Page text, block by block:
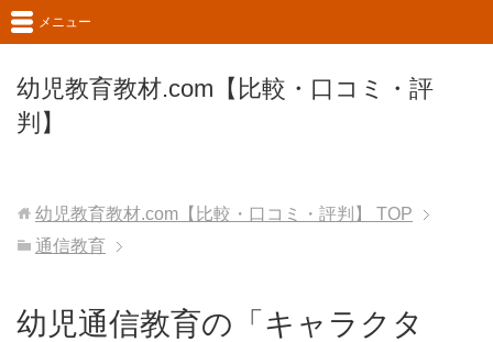
幼児教育教材.com【比較・口コミ・評
判】
メニュー
幼児教育教材.com【比較・口コミ・評判】
TOP
通信教育
幼児通信教育の「キャラクタ